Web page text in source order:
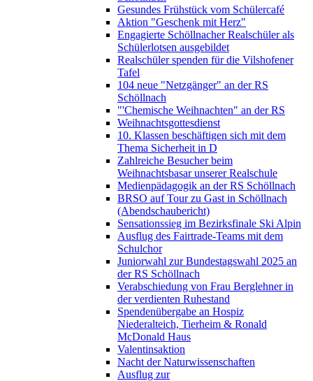
Gesundes Frühstück vom Schülercafé
Aktion "Geschenk mit Herz"
Engagierte Schöllnacher Realschüler als
Schülerlotsen ausgebildet
Realschüler spenden für die Vilshofener
Tafel
104 neue "Netzgänger" an der RS
Schöllnach
"'Chemische Weihnachten" an der RS
Weihnachtsgottesdienst
10. Klassen beschäftigen sich mit dem
Thema Sicherheit in D
Zahlreiche Besucher beim
Weihnachtsbasar unserer Realschule
Medienpädagogik an der RS Schöllnach
BRSO auf Tour zu Gast in Schöllnach
(Abendschaubericht)
Sensationssieg im Bezirksfinale Ski Alpin
Ausflug des Fairtrade-Teams mit dem
Schulchor
Juniorwahl zur Bundestagswahl 2025 an
der RS Schöllnach
Verabschiedung von Frau Berglehner in
der verdienten Ruhestand
Spendenübergabe an Hospiz
Niederalteich, Tierheim & Ronald
McDonald Haus
Valentinsaktion
Nacht der Naturwissenschaften
Ausflug zur